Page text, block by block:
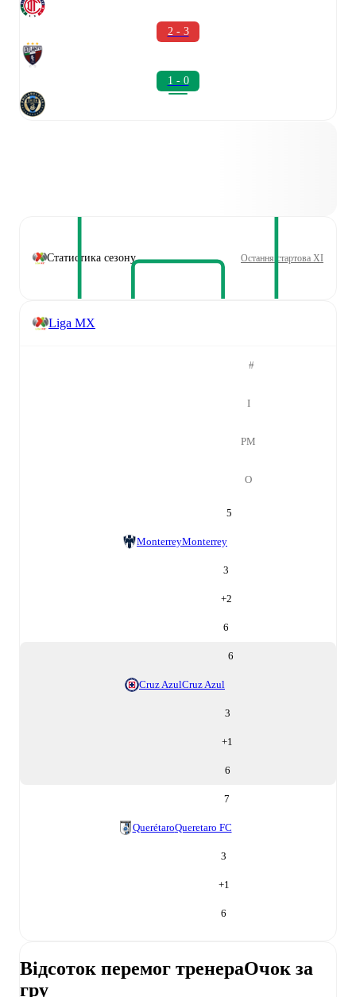
2 - 3
1 - 0
Статистика сезону Остання стартова XI
Liga MX
#
І
РМ
О
5
MonterreyMonterrey
3
+2
6
6
Cruz AzulCruz Azul
3
+1
6
7
QuerétaroQueretaro FC
3
+1
6
Відсоток перемог тренераОчок за
гру